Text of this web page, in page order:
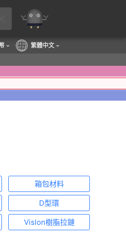
繁體中文
箱包材料
D型環
Vislon樹脂拉鏈